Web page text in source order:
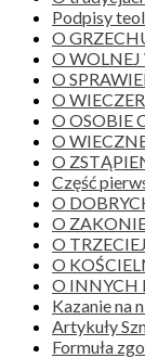
Podpisy
O
O WOLNEJ
O
O
O OSOBIE
O
O
Część
O
O
O
O
O INNYCH
Kazanie na
Artykuły
Formuła